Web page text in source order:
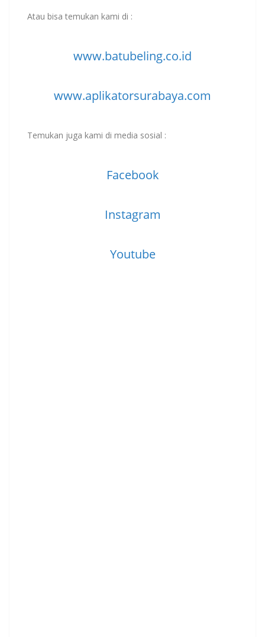
Atau bisa temukan kami di :
www.batubeling.co.id
www.aplikatorsurabaya.com
Temukan juga kami di media sosial :
Facebook
Instagram
Youtube